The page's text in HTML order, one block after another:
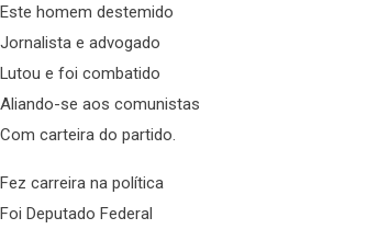
Este homem destemido
Jornalista e advogado
Lutou e foi combatido
Aliando-se aos comunistas
Com carteira do partido.
Fez carreira na política
Foi Deputado Federal